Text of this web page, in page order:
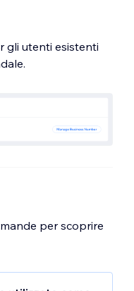
gli utenti esistenti
per scoprire